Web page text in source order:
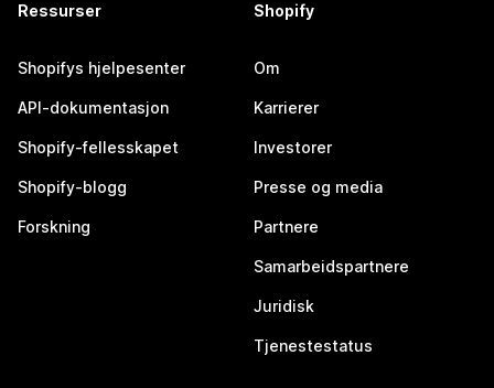
Ressurser
Shopifys hjelpesenter
API-dokumentasjon
Shopify-fellesskapet
Shopify-blogg
Forskning
Shopify
Om
Karrierer
Investorer
Presse og media
Partnere
Samarbeidspartnere
Juridisk
Tjenestestatus